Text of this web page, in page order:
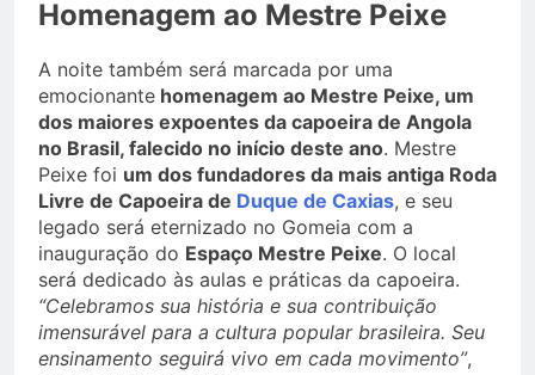
Homenagem ao Mestre Peixe
A noite também será marcada por uma
emocionante homenagem ao Mestre Peixe, um
dos maiores expoentes da capoeira de Angola
no Brasil, falecido no início deste ano. Mestre
Peixe foi um dos fundadores da mais antiga Roda
Livre de Capoeira de Duque de Caxias, e seu
legado será eternizado no Gomeia com a
inauguração do Espaço Mestre Peixe. O local
será dedicado às aulas e práticas da capoeira.
“Celebramos sua história e sua contribuição
imensurável para a cultura popular brasileira. Seu
ensinamento seguirá vivo em cada movimento”,